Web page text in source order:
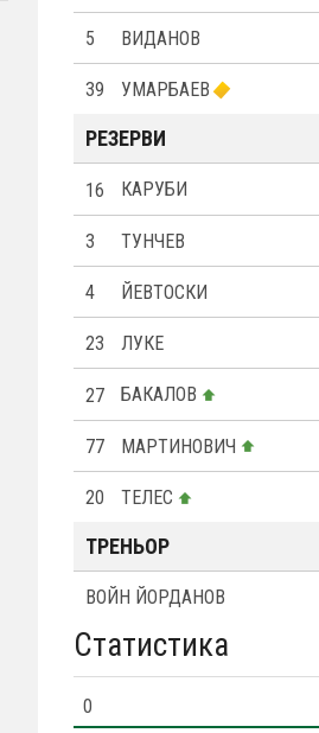
5 ВИДАНОВ
39 УМАРБАЕВ
РЕЗЕРВИ
16 КАРУБИ
3 ТУНЧЕВ
4 ЙЕВТОСКИ
23 ЛУКЕ
27 БАКАЛОВ
77 МАРТИНОВИЧ
20 ТЕЛЕС
ТРЕНЬОР
ВОЙН ЙОРДАНОВ
Статистика
0